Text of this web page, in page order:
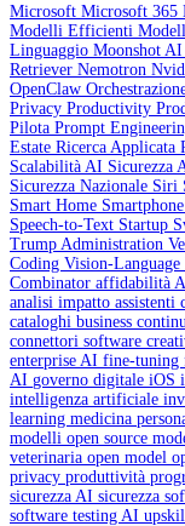
Microsoft Microsoft 365
Modelli Efficienti
Linguaggio Moonshot AI
Retriever Nemotron
OpenClaw
Privacy Productivity
Pilota Prompt
Estate Ricerca Applicata
Scalabilità AI Sicurezza
Sicurezza Nazionale Siri
Smart Home Smartphone
Speech-to-Text Startup
Trump Administration
Coding Vision-Language
Combinator affidabilità
analisi impatto assistenti
cataloghi business
connettori software
enterprise AI fine-tuning
AI governo digitale iOS
intelligenza artificiale
learning medicina
modelli open source
veterinaria open model
privacy produttività
sicurezza AI sicurezza
software testing AI